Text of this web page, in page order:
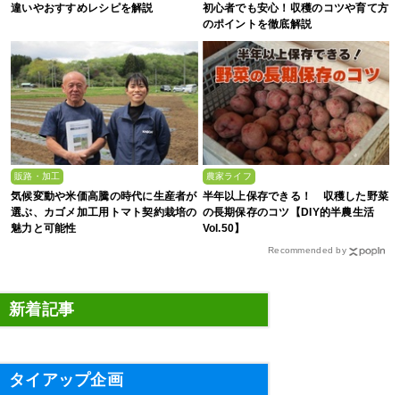
違いやおすすめレシピを解説
初心者でも安心！収穫のコツや育て方
のポイントを徹底解説
販路・加工
気候変動や米価高騰の時代に生産者が
選ぶ、カゴメ加工用トマト契約栽培の
魅力と可能性
農家ライフ
半年以上保存できる！ 収穫した野菜
の長期保存のコツ【DIY的半農生活
Vol.50】
Recommended by
新着記事
タイアップ企画